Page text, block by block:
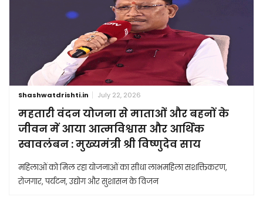
Shashwatdrishti.in July 22, 2026
महतारी वंदन योजना से माताओं और बहनों के
जीवन में आया आत्मविश्वास और आर्थिक
स्वावलंबन : मुख्यमंत्री श्री विष्णुदेव साय
महिलाओं को मिल रहा योजनाओं का सीधा लाभमहिला सशक्तिकरण,
रोजगार, पर्यटन, उद्योग और सुशासन के विजन